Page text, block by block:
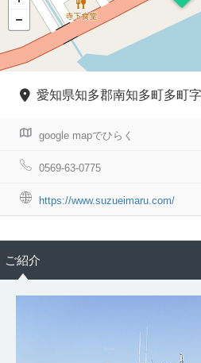
愛知県知多郡南知多町多町
google mapでひらく
0569-63-0775
https://www.suzueimaru.com/
ご紹介